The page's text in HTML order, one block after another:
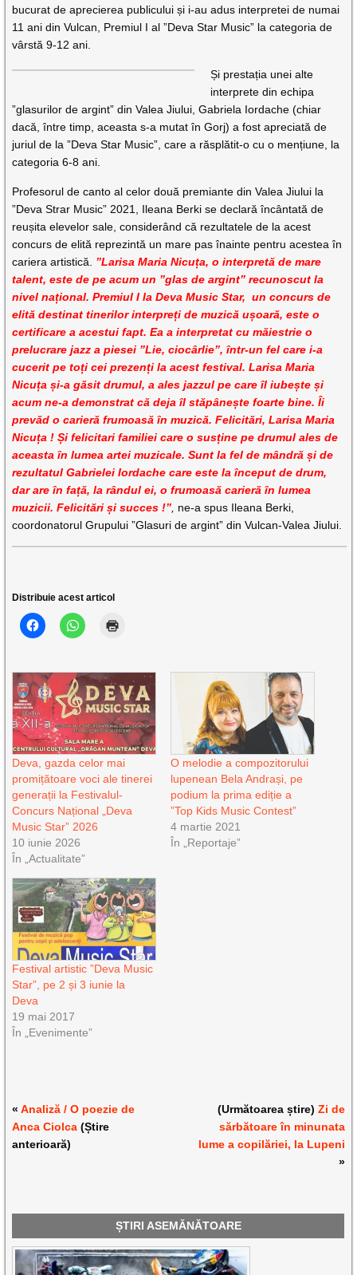
bucurat de aprecierea publicului și i-au adus interpretei de numai
11 ani din Vulcan, Premiul I al ”Deva Star Music” la categoria de
vârstă 9-12 ani.
Și prestația unei alte
interprete din echipa
”glasurilor de argint” din Valea Jiului, Gabriela Iordache (chiar
dacă, între timp, aceasta s-a mutat în Gorj) a fost apreciată de
juriul de la ”Deva Star Music”, care a răsplătit-o cu o mențiune, la
categoria 6-8 ani.
Profesorul de canto al celor două premiante din Valea Jiului la
”Deva Strar Music” 2021, Ileana Berki se declară încântată de
reușita elevelor sale, considerând că rezultatele de la acest
concurs de elită reprezintă un mare pas înainte pentru acestea în
cariera artistică. ”Larisa Maria Nicuța, o interpretă de mare
talent, este de pe acum un ”glas de argint” recunoscut la
nivel național. Premiul I la Deva Music Star, un concurs de
elită destinat tinerilor interpreți de muzică ușoară, este o
certificare a acestui fapt. Ea a interpretat cu măiestrie o
prelucrare jazz a piesei ”Lie, ciocârlie”, într-un fel care i-a
cucerit pe toți cei prezenți la acest festival. Larisa Maria
Nicuța și-a găsit drumul, a ales jazzul pe care îl iubește și
acum ne-a demonstrat că deja îl stăpânește foarte bine. Îi
prevăd o carieră frumoasă în muzică. Felicitări, Larisa Maria
Nicuța ! Și felicitari familiei care o susține pe drumul ales de
aceasta în lumea artei muzicale. Sunt la fel de mândră și de
rezultatul Gabrielei Iordache care este la început de drum,
dar are în față, la rândul ei, o frumoasă carieră în lumea
muzicii. Felicitări și succes !” ne-a spus Ileana Berki,
coordonatorul Grupului ”Glasuri de argint” din Vulcan-Valea Jiului.
Distribuie acest articol
Deva, gazda celor mai
promițătoare voci ale tinerei
generații la Festivalul-
Concurs Național „Deva
Music Star” 2026
10 iunie 2026
În „Actualitate”
O melodie a compozitorului
lupenean Bela Andrași, pe
podium la prima ediție a
”Top Kids Music Contest”
4 martie 2021
În „Reportaje”
Festival artistic ”Deva Music
Star”, pe 2 și 3 iunie la
Deva
19 mai 2017
În „Evenimente”
«Analiză / O poezie de
Anca Ciolca (Știre
anterioară)
(Următoarea știre) Zi de
sărbătoare în minunata
lume a copilăriei, la Lupeni
»
ȘTIRI ASEMĂNĂTOARE